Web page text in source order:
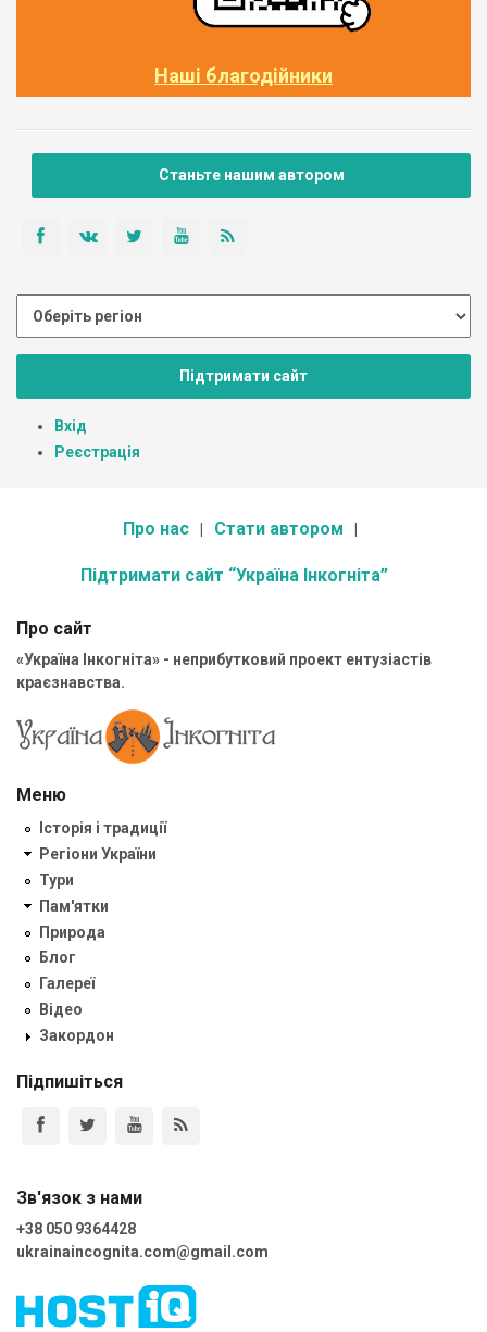
Наші благодійники
Станьте нашим автором
Підтримати сайт
Вхід
Реєстрація
Про нас Стати автором
Підтримати сайт “Україна Інкогніта”
Про сайт
«Україна Інкогніта» - неприбутковий проект ентузіастів
краєзнавства.
Меню
Історія і традиції
Регіони України
Тури
Пам'ятки
Природа
Блог
Галереї
Відео
Закордон
Підпишіться
Зв'язок з нами
+38 050 9364428
ukrainaincognita.com@gmail.com